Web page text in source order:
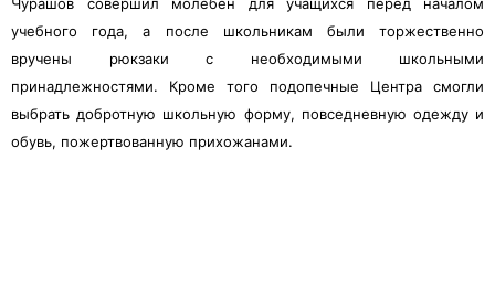
Чурашов совершил молебен для учащихся перед началом
учебного года, а после школьникам были торжественно
вручены рюкзаки с необходимыми школьными
принадлежностями. Кроме того подопечные Центра смогли
выбрать добротную школьную форму, повседневную одежду и
обувь, пожертвованную прихожанами.